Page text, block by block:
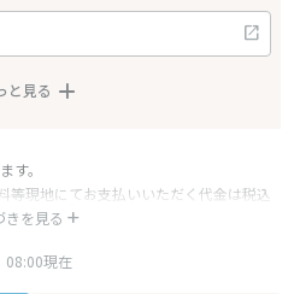
と見る
きを見る
す。
現地にてお支払いいただく代金は税込
伴い代金が一部変更となる場合がござい
容は一定時間ごとに更新されます。最
08:00現在